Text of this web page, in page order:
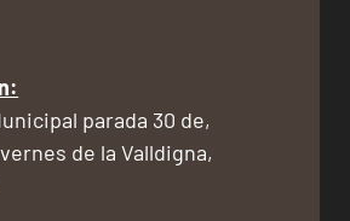
parada 30 de,
de la Valldigna,